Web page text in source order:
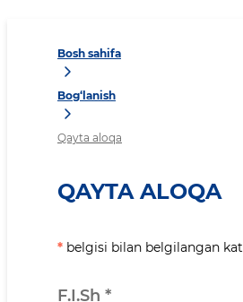
Bosh sahifa
Bog‘lanish
Qayta aloqa
QAYTA ALOQA
* belgisi bilan belgilangan
F.I.Sh *